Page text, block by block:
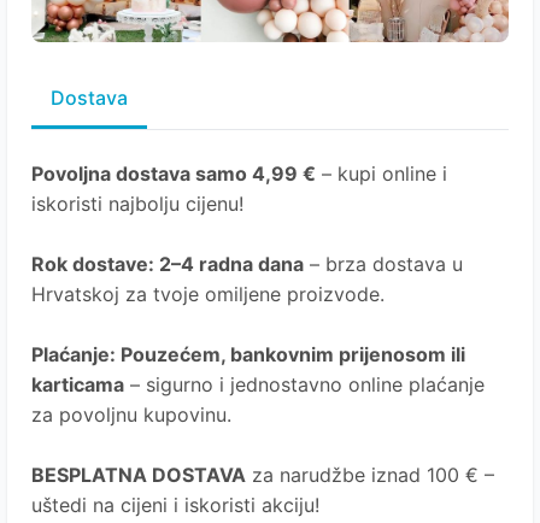
Dostava
Povoljna dostava samo 4,99 € – kupi online i
iskoristi najbolju cijenu!
Rok dostave: 2–4 radna dana – brza dostava u
Hrvatskoj za tvoje omiljene proizvode.
Plaćanje: Pouzećem, bankovnim prijenosom ili
karticama – sigurno i jednostavno online plaćanje
za povoljnu kupovinu.
BESPLATNA DOSTAVA za narudžbe iznad 100 € –
uštedi na cijeni i iskoristi akciju!